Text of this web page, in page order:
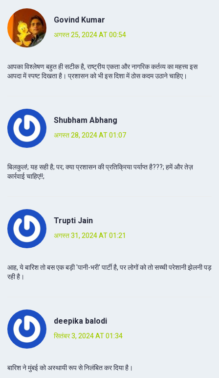
Govind Kumar
अगस्त 25, 2024 AT 00:54
आपका विश्लेषण बहुत ही सटीक है, राष्ट्रीय एकता और नागरिक कर्तव्य का महत्त्व इस
आपदा में स्पष्ट दिखता है। प्रशासन को भी इस दिशा में ठोस कदम उठाने चाहिए।
Shubham Abhang
अगस्त 28, 2024 AT 01:07
बिलकुल!; यह सही है; पर; क्या प्रशासन की प्रतिक्रिया पर्याप्त है???; हमें और तेज़
कार्रवाई चाहिए!!;
Trupti Jain
अगस्त 31, 2024 AT 01:21
आह, ये बारिश तो बस एक बड़ी 'पानी-भरी' पार्टी है, पर लोगों को तो सच्ची परेशानी झेलनी पड़
रही है।
deepika balodi
सितंबर 3, 2024 AT 01:34
बारिश ने मुंबई को अस्थायी रूप से निलंबित कर दिया है।